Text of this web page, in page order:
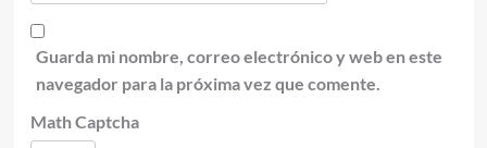
Guarda mi nombre, correo electrónico y web en este
navegador para la próxima vez que comente.
Math Captcha